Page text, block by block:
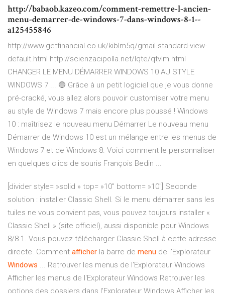
http://babaob.kazeo.com/comment-remettre-l-ancien-
menu-demarrer-de-windows-7-dans-windows-8-1--
a125455846
http://www.getfinancial.co.uk/kiblm5q/gmail-standard-view-
default.html http://scienzacipolla.net/lqte/qtvlm.html
CHANGER LE MENU DÉMARRER WINDOWS 10 AU STYLE
WINDOWS 7 ... 🔵 Grâce à un petit logiciel que je vous donne
pré-cracké, vous allez alors pouvoir customiser votre menu
au style de Windows 7 mais encore plus poussé ! Windows
10 : maîtrisez le nouveau menu Démarrer Le nouveau menu
Démarrer de Windows 10 est un mélange entre les menus de
Windows 7 et de Windows 8. Voici comment le personnaliser
en quelques clics de souris François Bedin ...
[divider style= »solid » top= »10″ bottom= »10″] Seconde
solution : installer Classic Shell. Si le menu démarrer sans les
tuiles ne vous convient pas, vous pouvez toujours installer «
Classic Shell » (site officiel), aussi disponible pour Windows
8/8.1. Vous pouvez télécharger Classic Shell à cette adresse
directe. Comment afficher la barre de menu de l'Explorateur
Windows ... Retrouver les menus de l'Explorateur Windows
Afficher les menus de l'Explorateur Windows Retrouver les